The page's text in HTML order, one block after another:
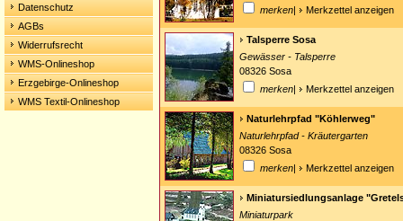
Datenschutz
AGBs
Widerrufsrecht
WMS-Onlineshop
Erzgebirge-Onlineshop
WMS Textil-Onlineshop
merken| Merkzettel anzeigen
Talsperre Sosa
Gewässer - Talsperre
08326 Sosa
merken| Merkzettel anzeigen
Naturlehrpfad "Köhlerweg"
Naturlehrpfad - Kräutergarten
08326 Sosa
merken| Merkzettel anzeigen
Miniatursiedlungsanlage
Miniaturpark